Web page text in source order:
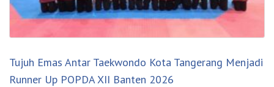
Tujuh Emas Antar Taekwondo Kota Tangerang Menjadi
Runner Up POPDA XII Banten 2026